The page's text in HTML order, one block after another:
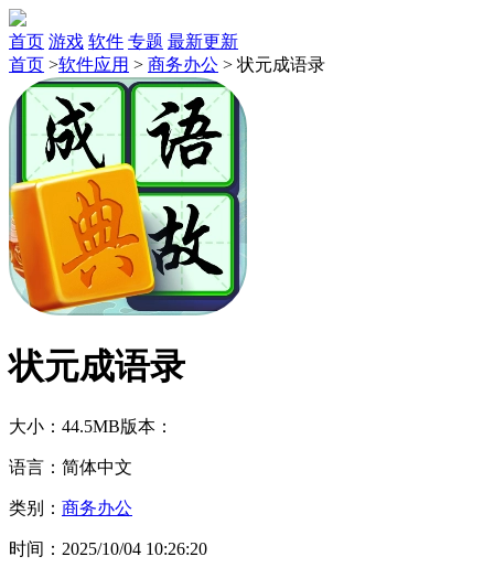
首页 游戏 软件 专题 最新更新
首页 >软件应用 > 商务办公 > 状元成语录
状元成语录
大小：44.5MB版本：
语言：简体中文
类别： 商务办公
时间：2025/10/04 10:26:20